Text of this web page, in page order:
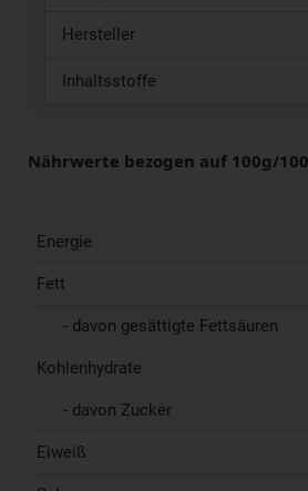
Hersteller
Inhaltsstoffe
Nährwerte bezogen auf 100g/
Energie
Fett
- davon gesättigte Fettsäuren
Kohlenhydrate
- davon Zucker
Eiweiß